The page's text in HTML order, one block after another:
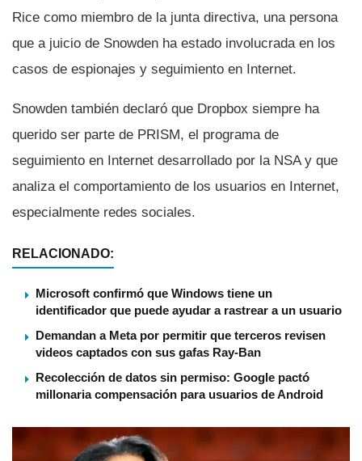
Rice como miembro de la junta directiva, una persona
que a juicio de Snowden ha estado involucrada en los
casos de espionajes y seguimiento en Internet.
Snowden también declaró que Dropbox siempre ha
querido ser parte de PRISM, el programa de
seguimiento en Internet desarrollado por la NSA y que
analiza el comportamiento de los usuarios en Internet,
especialmente redes sociales.
RELACIONADO:
Microsoft confirmó que Windows tiene un
identificador que puede ayudar a rastrear a un usuario
Demandan a Meta por permitir que terceros revisen
videos captados con sus gafas Ray-Ban
Recolección de datos sin permiso: Google pactó
millonaria compensación para usuarios de Android